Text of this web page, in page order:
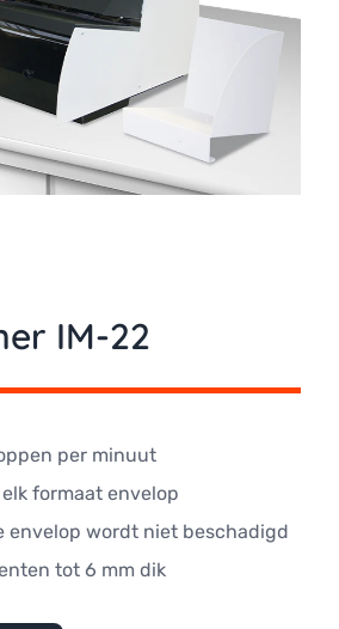
IM-22
per minuut
formaat envelop
envelop wordt niet beschadigd
tot 6 mm dik